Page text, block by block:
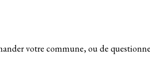
votre commune, ou de